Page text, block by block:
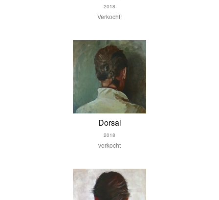
2018
Verkocht!
Dorsal
2018
verkocht